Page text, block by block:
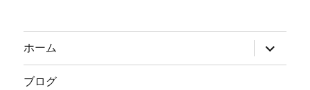
ホーム
サ
ブ
メ
ブログ